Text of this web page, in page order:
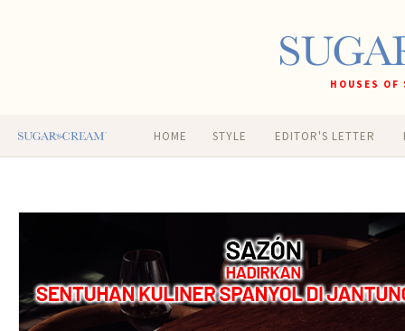
HOUSES
HOME STYLE EDITOR'S LETTER